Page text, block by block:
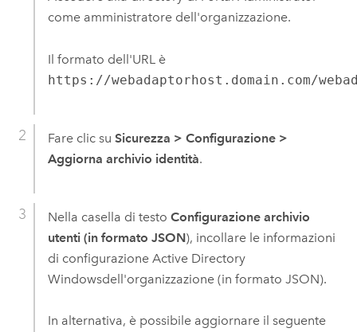
come amministratore dell'organizzazione.
Il formato dell'URL è
https://webadaptorhost.domain.com/
Fare clic su Sicurezza > Configurazione >
Aggiorna archivio identità.
Nella casella di testo Configurazione archivio
utenti (in formato JSON), incollare le informazioni
di configurazione Active Directory
Windowsdell'organizzazione (in formato JSON).
In alternativa, è possibile aggiornare il seguente